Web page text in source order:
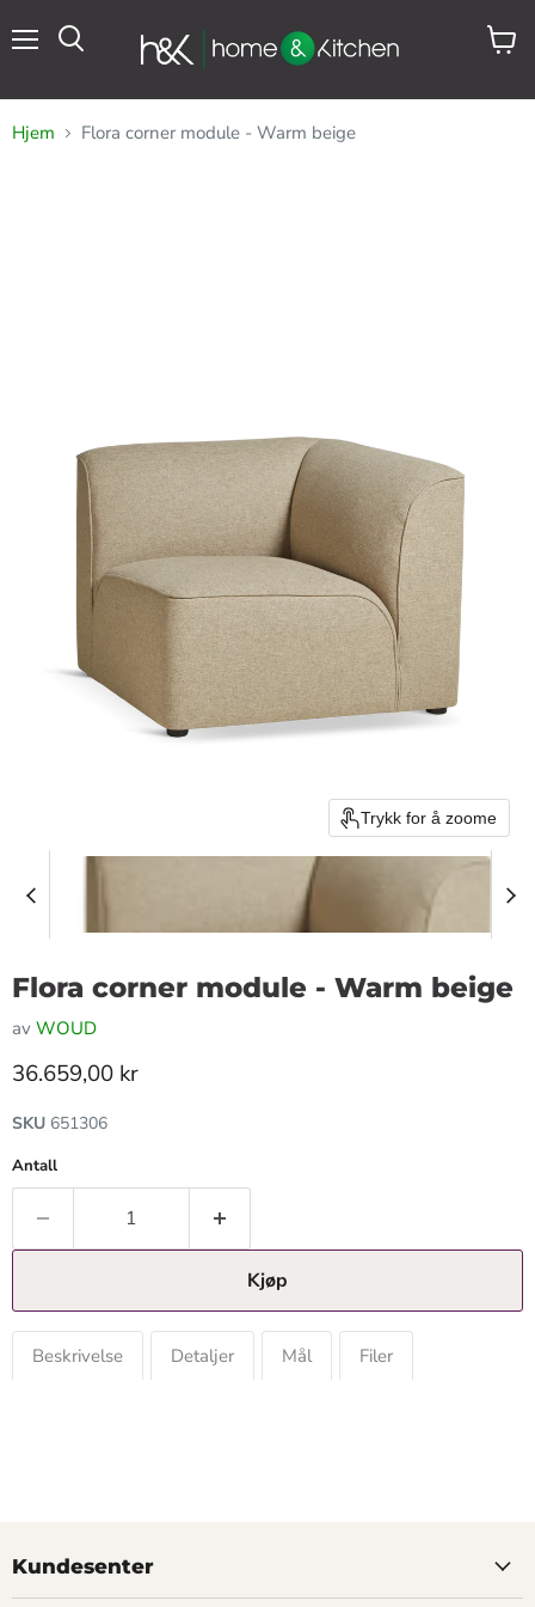
Se
Hjem Flora corner module - Warm beige
Trykk for å zoome
Flora corner module - Warm beige
av WOUD
Gjeldende pris
36.659,00 kr
SKU 651306
Antall
Kjøp
Beskrivelse Detaljer Mål Filer
Kundesenter